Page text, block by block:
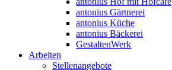
antonius Gärtnerei
antonius Küche
antonius Bäckerei
GestaltenWerk
Arbeiten
Stellenangebote